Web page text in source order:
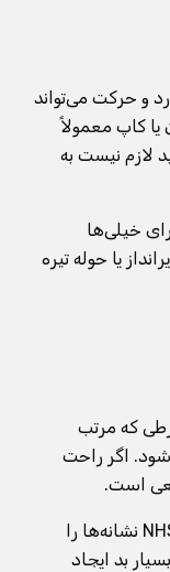
و حرکت می‌تواند
یا کاپ معمولاً
لازم نیست به
خیلی‌ها
یا حوله تیره
که مرتب
اگر راحت
است.
سندرم شوک سمی نادر اما جدی است. NHS نشانه‌ها را
بد ایجاد